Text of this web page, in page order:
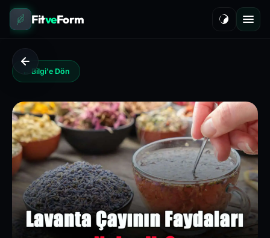
FitveForm
← Bilgi'e Dön